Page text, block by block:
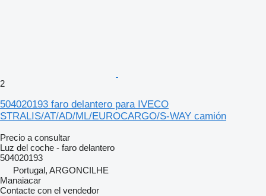
2
504020193 faro delantero para IVECO
STRALIS/AT/AD/ML/EUROCARGO/S-WAY camión
Precio a consultar
Luz del coche - faro delantero
504020193
Portugal, ARGONCILHE
Manaiacar
Contacte con el vendedor